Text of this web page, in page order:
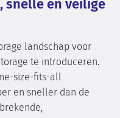
snelle en veilige
landschap voor
te introduceren.
size-fits-all
en sneller dan de